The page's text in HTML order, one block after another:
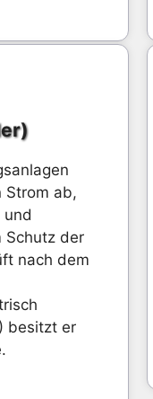
Strom ab,
Schutz der
nach dem
besitzt er